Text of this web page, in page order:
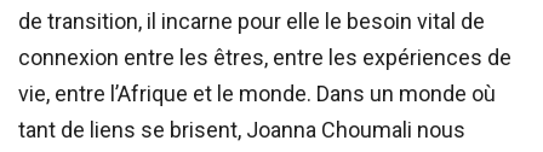
de transition, il incarne pour elle le besoin vital de
connexion entre les êtres, entre les expériences de
vie, entre l’Afrique et le monde. Dans un monde où
tant de liens se brisent, Joanna Choumali nous